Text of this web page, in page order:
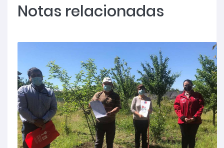
Notas relacionadas